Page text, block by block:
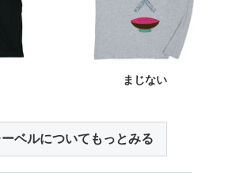
まじない
ベルについてもっとみる